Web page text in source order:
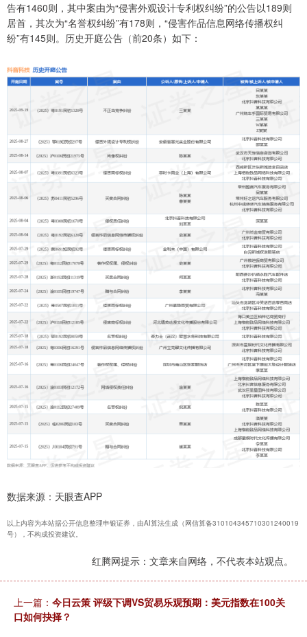
告有1460则，其中案由为“侵害外观设计专利权纠纷”的公告以189则
居首，其次为“名誉权纠纷”有178则，“侵害作品信息网络传播权纠
纷”有145则。历史开庭公告（前20条）如下：
数据来源：天眼查APP
以上内容为本站据公开信息整理申银证券，由AI算法生成（网信算备310104345710301240019
号），不构成投资建议。
红腾网提示：文章来自网络，不代表本站观点。
上一篇： 今日云策 评级下调VS贸易乐观预期：美元指数在100关
口如何抉择？